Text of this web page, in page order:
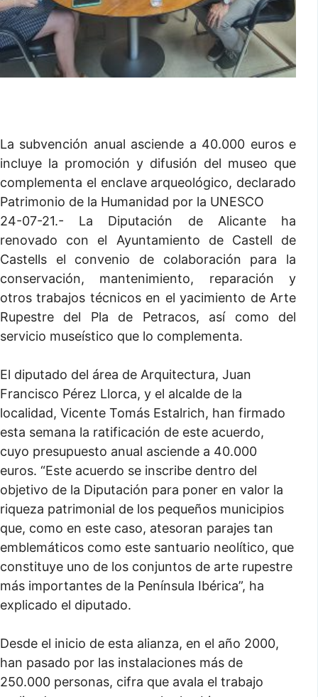
La subvención anual asciende a 40.000 euros e
incluye la promoción y difusión del museo que
complementa el enclave arqueológico, declarado
Patrimonio de la Humanidad por la UNESCO
24-07-21.- La Diputación de Alicante ha
renovado con el Ayuntamiento de Castell de
Castells el convenio de colaboración para la
conservación, mantenimiento, reparación y
otros trabajos técnicos en el yacimiento de Arte
Rupestre del Pla de Petracos, así como del
servicio museístico que lo complementa.
El diputado del área de Arquitectura, Juan
Francisco Pérez Llorca, y el alcalde de la
localidad, Vicente Tomás Estalrich, han firmado
esta semana la ratificación de este acuerdo,
cuyo presupuesto anual asciende a 40.000
euros. “Este acuerdo se inscribe dentro del
objetivo de la Diputación para poner en valor la
riqueza patrimonial de los pequeños municipios
que, como en este caso, atesoran parajes tan
emblemáticos como este santuario neolítico, que
constituye uno de los conjuntos de arte rupestre
más importantes de la Península Ibérica”, ha
explicado el diputado.
Desde el inicio de esta alianza, en el año 2000,
han pasado por las instalaciones más de
250.000 personas, cifra que avala el trabajo